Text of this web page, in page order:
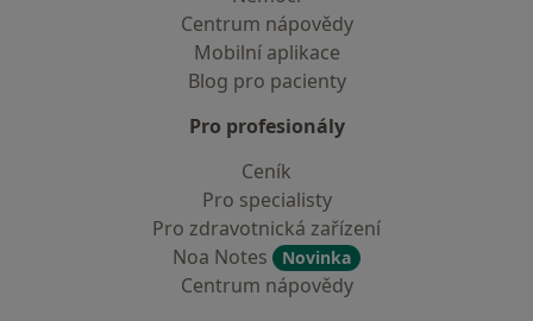
Centrum nápovědy
Mobilní aplikace
Blog pro pacienty
Pro profesionály
Ceník
Pro specialisty
Pro zdravotnická zařízení
Noa Notes
Novinka
Centrum nápovědy